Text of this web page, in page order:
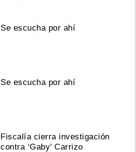
Se escucha por ahí
Se escucha por ahí
Fiscalía cierra investigación
contra ‘Gaby’ Carrizo